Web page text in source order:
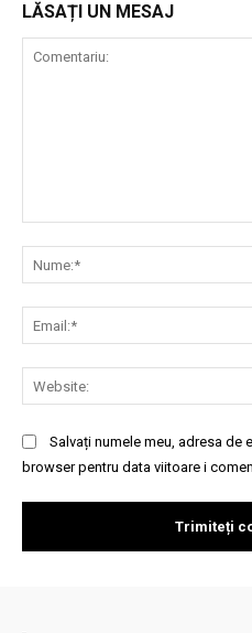
LĂSAȚI UN MESAJ
Salvați numele meu, adresa de
browser pentru data viitoare i